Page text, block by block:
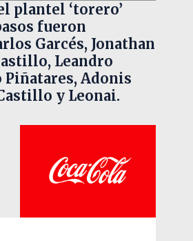
plantel ‘torero’
fueron
Garcés, Jonathan
Leandro
Adonis
y Leonai.